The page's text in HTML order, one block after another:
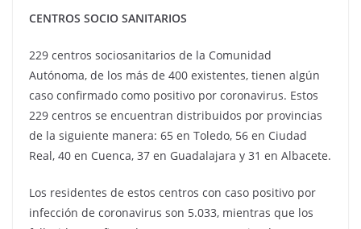
CENTROS SOCIO SANITARIOS
229 centros sociosanitarios de la Comunidad
Autónoma, de los más de 400 existentes, tienen algún
caso confirmado como positivo por coronavirus. Estos
229 centros se encuentran distribuidos por provincias
de la siguiente manera: 65 en Toledo, 56 en Ciudad
Real, 40 en Cuenca, 37 en Guadalajara y 31 en Albacete.
Los residentes de estos centros con caso positivo por
infección de coronavirus son 5.033, mientras que los